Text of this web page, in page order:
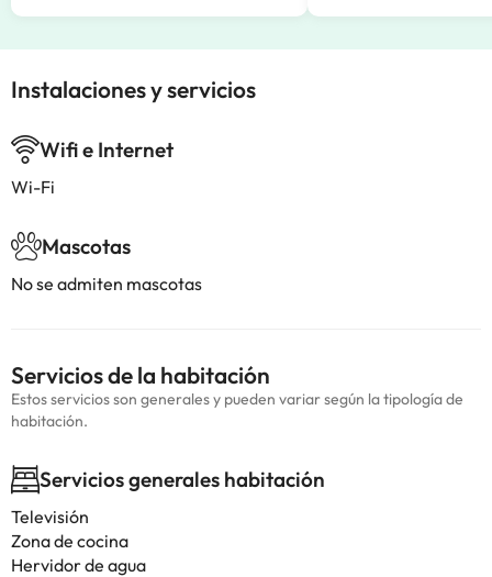
Instalaciones y servicios
Wifi e Internet
Wi-Fi
Mascotas
No se admiten mascotas
Servicios de la habitación
Estos servicios son generales y pueden variar según la tipología de
habitación.
Servicios generales habitación
Televisión
Zona de cocina
Hervidor de agua